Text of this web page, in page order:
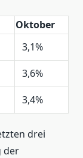
Oktober
3,1%
3,6%
3,4%
drei
der